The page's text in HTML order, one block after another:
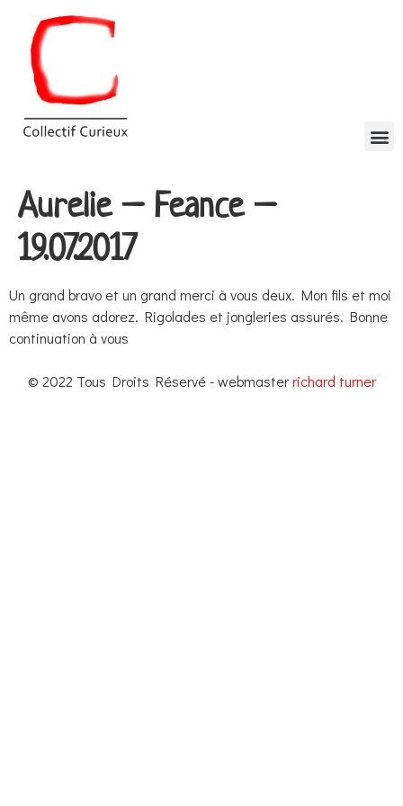
Aurelie – Feance –
19.07.2017
Un grand bravo et un grand merci à vous deux. Mon fils et moi
même avons adorez. Rigolades et jongleries assurés. Bonne
continuation à vous
© 2022 Tous Droits Réservé - webmasterrichard turner